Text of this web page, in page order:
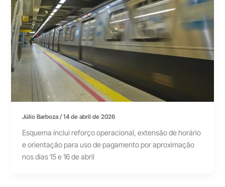
Júlio Barboza/14 de abril de 2026
Esquema inclui reforço operacional, extensão de horário
e orientação para uso de pagamento por aproximação
nos dias 15 e 16 de abril